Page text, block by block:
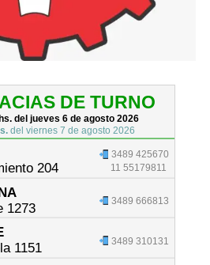
DE TURNO
del jueves 6 de agosto 2026
del viernes 7 de agosto 2026
204
3489 425670
11 55179811
1273
3489 666813
1151
3489 310131